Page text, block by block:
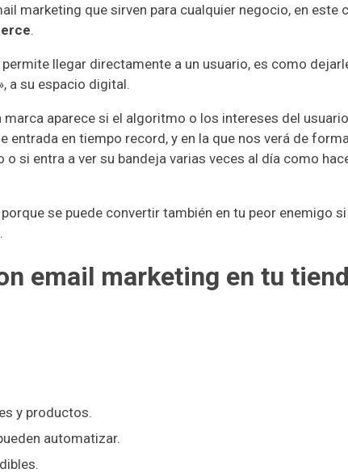
marketing que sirven para cualquier negocio, en este
.
llegar directamente a un usuario, es como
a su espacio digital.
aparece si el algoritmo o los intereses del
entrada en tiempo record, y en la que nos verá de
si entra a ver su bandeja varias veces al día como
se puede convertir también en tu peor enemigo
email marketing en tu
y productos.
automatizar.